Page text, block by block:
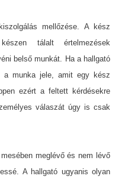
mellőzése. A kész
tálalt értelmezések
belső munkát. Ha a hallgató
a munka jele, amit egy kész
ezért a feltett kérdésekre
válaszát úgy is csak
meglévő és nem lévő
A hallgató ugyanis olyan